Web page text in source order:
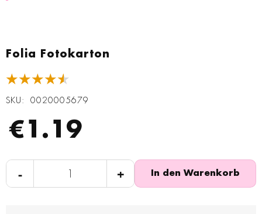
Folia Fotokarton
★★★★★
SKU 0020005679
€1.19
- + In den Warenkorb
Anfang
Bildgalerie